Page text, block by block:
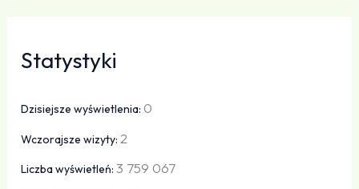
Statystyki
Dzisiejsze wyświetlenia: 0
Wczorajsze wizyty:2
Liczba wyświetleń:3 759 067